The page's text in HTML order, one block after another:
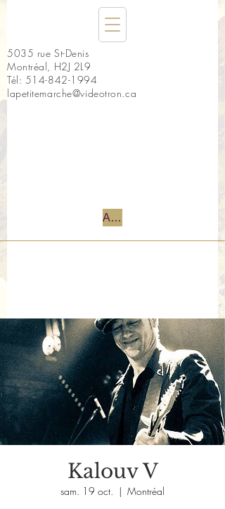
5035 rue St-Denis
Montréal, H2J 2L9
Tél: 514-842-1994
lapetitemarche@videotron.ca
Accueil
Kalouv V
sam. 19 oct.
  |
Montréal